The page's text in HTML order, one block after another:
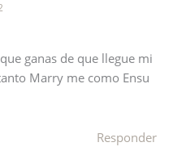
ganas de que llegue mi
Marry me como Ensu
Responder